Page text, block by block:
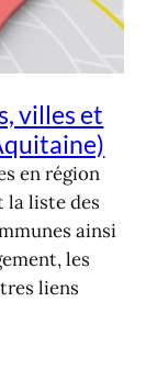
villes et
en région
la liste des
ainsi
les
liens